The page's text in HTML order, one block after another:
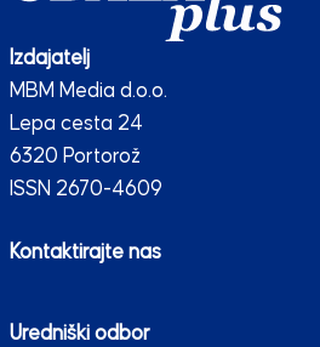
Izdajatelj
MBM Media d.o.o.
Lepa cesta 24
6320 Portorož
ISSN 2670-4609
Kontaktirajte nas
Uredniški odbor